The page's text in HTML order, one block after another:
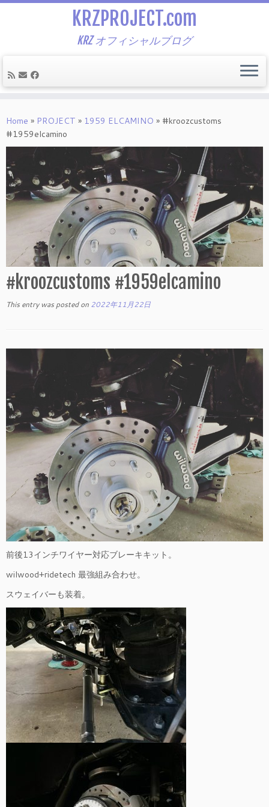
to
content
KRZPROJECT.com
KRZ オフィシャルブログ
Home » PROJECT » 1959 ELCAMINO » #kroozcustoms
#1959elcamino
#kroozcustoms #1959elcamino
This entry was posted on 2022年11月22日
前後13インチワイヤー対応ブレーキキット。
wilwood+ridetech 最強組み合わせ。
スウェイバーも装着。